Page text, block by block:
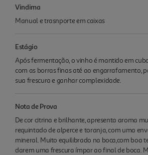
Vindima
Manual e trasnporte em caixas
Estágio
Após fermentação, o vinho é mantido em
com as borras finas até ao engarrafamento,
sua frescura e ganhar complexidade.
Nota de Prova
De cor citrina e brilhante, apresenta aroma
requintado de alperce e toranja, com uma
mineral. Muito equilibrado na boca,com boa
darem uma frescura ímpar ao final de boca.